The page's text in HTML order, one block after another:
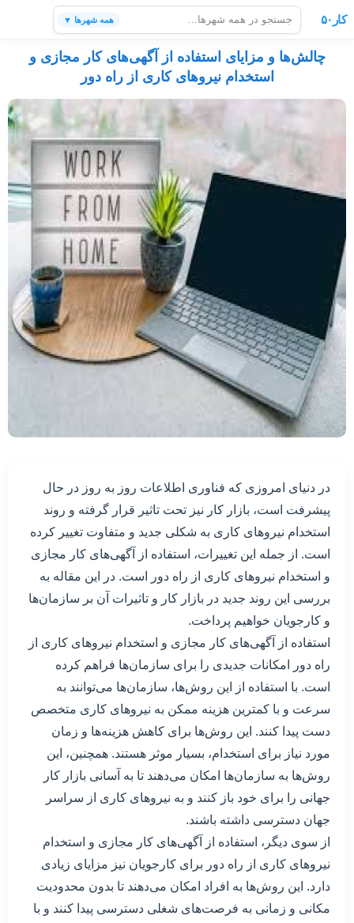
کار۵۰ همه شهرها ▼
چالش‌ها و مزایای استفاده از آگهی‌های کار مجازی و
استخدام نیروهای کاری از راه دور
در دنیای امروزی که فناوری اطلاعات روز به روز در حال
پیشرفت است، بازار کار نیز تحت تاثیر قرار گرفته و روند
استخدام نیروهای کاری به شکلی جدید و متفاوت تغییر کرده
است. از جمله این تغییرات، استفاده از آگهی‌های کار مجازی
و استخدام نیروهای کاری از راه دور است. در این مقاله به
بررسی این روند جدید در بازار کار و تاثیرات آن بر سازمان‌ها
و کارجویان خواهیم پرداخت.
استفاده از آگهی‌های کار مجازی و استخدام نیروهای کاری از
راه دور امکانات جدیدی را برای سازمان‌ها فراهم کرده
است. با استفاده از این روش‌ها، سازمان‌ها می‌توانند به
سرعت و با کمترین هزینه ممکن به نیروهای کاری متخصص
دست پیدا کنند. این روش‌ها برای کاهش هزینه‌ها و زمان
مورد نیاز برای استخدام، بسیار موثر هستند. همچنین، این
روش‌ها به سازمان‌ها امکان می‌دهند تا به آسانی بازار کار
جهانی را برای خود باز کنند و به نیروهای کاری از سراسر
جهان دسترسی داشته باشند.
از سوی دیگر، استفاده از آگهی‌های کار مجازی و استخدام
نیروهای کاری از راه دور برای کارجویان نیز مزایای زیادی
دارد. این روش‌ها به افراد امکان می‌دهند تا بدون محدودیت
مکانی و زمانی به فرصت‌های شغلی دسترسی پیدا کنند و با